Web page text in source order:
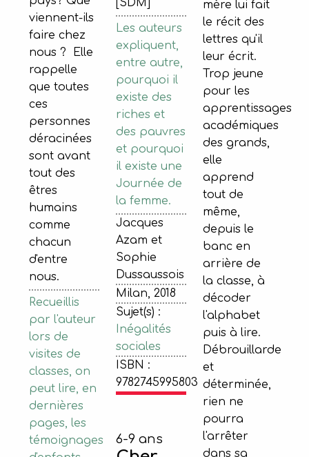
viennent-ils
faire chez
nous ? Elle
rappelle
que toutes
ces
personnes
déracinées
sont avant
tout des
êtres
humains
comme
chacun
d'entre
nous.
Recueillis
par l'auteur
lors de
visites de
classes, on
peut lire, en
dernières
pages, les
témoignages
[SDM]
Les auteurs
expliquent,
entre autre,
pourquoi il
existe des
riches et
des pauvres
et pourquoi
il existe une
Journée de
la femme.
Jacques
Azam et
Sophie
Dussaussois
Milan, 2018
Sujet(s) :
Inégalités
sociales
ISBN :
9782745995803
mère lui fait
le récit des
lettres qu'il
leur écrit.
Trop jeune
pour les
apprentissages
académiques
des grands,
elle
apprend
tout de
même,
depuis le
banc en
arrière de
la classe, à
décoder
l'alphabet
puis à lire.
Débrouillarde
et
déterminée,
rien ne
pourra
l'arrêter
dans sa
6-9 ans